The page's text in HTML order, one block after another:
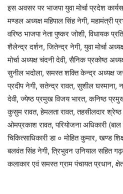
इस अवसर पर भाजपा युवा मोर्चा प्रदेश
मण्डल अध्यक्ष महिपाल सिंह नेगी, महामंत्री
वरिष्ठ भाजपा नेता पुष्कर जोशी, विधायक
शैलेन्द्र दर्शन, जितेन्द्र नेगी, युवा मोर्चा
मोर्चा अध्यक्ष चंदनी देवी, सैनिक प्रकोष्ठ
सुनील भदोला, समस्त शक्ति केन्द्र अध्यक्ष
प्रदीप नेगी, सतेन्द्र रावत, सुशील घस्माना,
देवी, ज्येष्ठ प्रमुख विजय भारत, कनिष्ठ
कुसुम रावत, हेमलता रावत, तहसीलदार
ओमप्रकाश रावत, परियोजना अधिकारी (बाल
चिकित्साधिकारी डा ० मोहित कुमार, खण्ड
बलवंत सिंह नेगी, त्रिभुवन उनियाल सहित
कलाकार एवं समस्त ग्राम पंचायत प्रधान,